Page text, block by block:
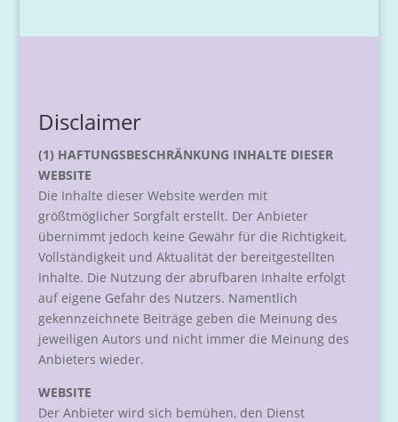
Disclaimer
(1) HAFTUNGSBESCHRÄNKUNG INHALTE DIESER
WEBSITE
Die Inhalte dieser Website werden mit
größtmöglicher Sorgfalt erstellt. Der Anbieter
übernimmt jedoch keine Gewähr für die Richtigkeit,
Vollständigkeit und Aktualität der bereitgestellten
Inhalte. Die Nutzung der abrufbaren Inhalte erfolgt
auf eigene Gefahr des Nutzers. Namentlich
gekennzeichnete Beiträge geben die Meinung des
jeweiligen Autors und nicht immer die Meinung des
Anbieters wieder.
WEBSITE
Der Anbieter wird sich bemühen, den Dienst